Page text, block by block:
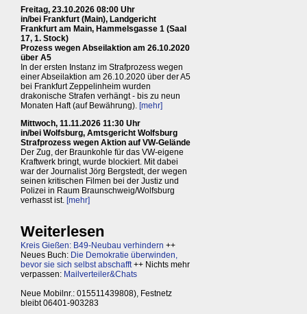
Freitag, 23.10.2026 08:00 Uhr
in/bei Frankfurt (Main), Landgericht
Frankfurt am Main, Hammelsgasse 1 (Saal
17, 1. Stock)
Prozess wegen Abseilaktion am 26.10.2020
über A5
In der ersten Instanz im Strafprozess wegen
einer Abseilaktion am 26.10.2020 über der A5
bei Frankfurt Zeppelinheim wurden
drakonische Strafen verhängt - bis zu neun
Monaten Haft (auf Bewährung). [mehr]
Mittwoch, 11.11.2026 11:30 Uhr
in/bei Wolfsburg, Amtsgericht Wolfsburg
Strafprozess wegen Aktion auf VW-Gelände
Der Zug, der Braunkohle für das VW-eigene
Kraftwerk bringt, wurde blockiert. Mit dabei
war der Journalist Jörg Bergstedt, der wegen
seinen kritischen Filmen bei der Justiz und
Polizei in Raum Braunschweig/Wolfsburg
verhasst ist. [mehr]
Weiterlesen
Kreis Gießen: B49-Neubau verhindern ++
Neues Buch: Die Demokratie überwinden,
bevor sie sich selbst abschafft++ Nichts mehr
verpassen: Mailverteiler&Chats
Neue Mobilnr.: 015511439808), Festnetz
bleibt 06401-903283